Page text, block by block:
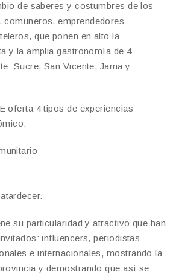
de saberes y costumbres de los
emprendedores
que ponen en alto la
y la amplia gastronomía de 4
Sucre, San Vicente, Jama y
oferta 4 tipos de experiencias
su particularidad y atractivo que han
influencers, periodistas
e internacionales, mostrando la
y demostrando que así se